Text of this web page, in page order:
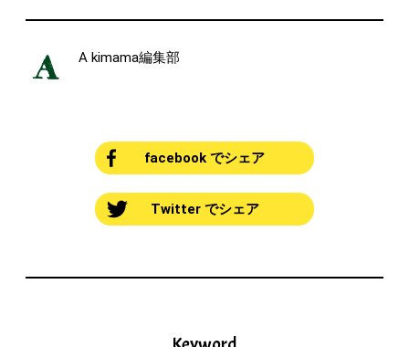
A kimama編集部
facebook でシェア
Twitter でシェア